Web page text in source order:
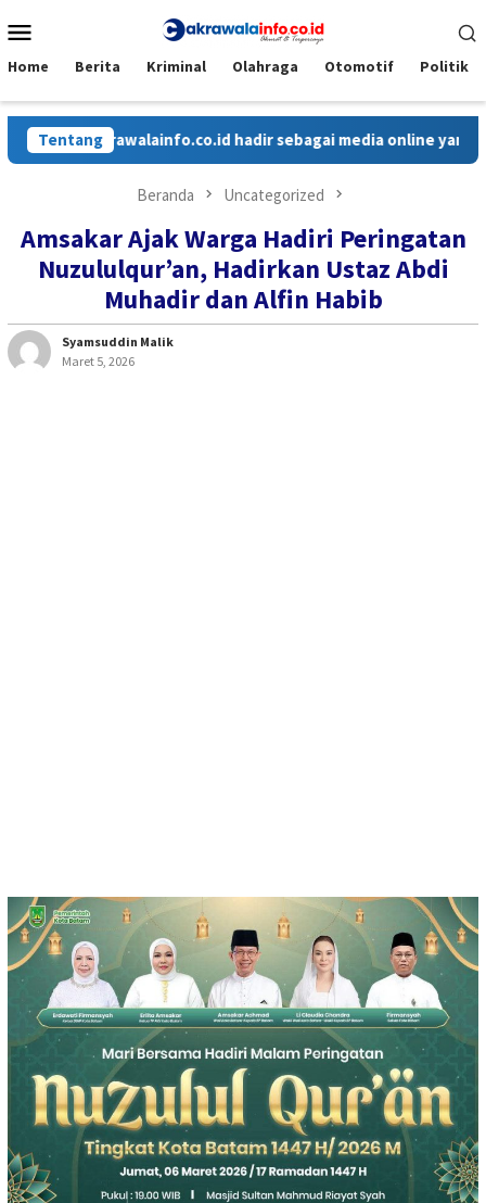
ke
Mobile
Home Berita Kriminal Olahraga Otomotif Politik
Tentang
Cakrawalainfo.co.id hadir sebagai media online yang
Beranda Uncategorized
Amsakar Ajak Warga Hadiri Peringatan
Nuzululqur’an, Hadirkan Ustaz Abdi
Muhadir dan Alfin Habib
Syamsuddin Malik
Maret 5, 2026